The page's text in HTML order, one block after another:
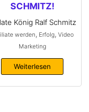
SCHMITZ!
König Ralf Schmitz
werden, Erfolg, Video
Marketing
Weiterlesen